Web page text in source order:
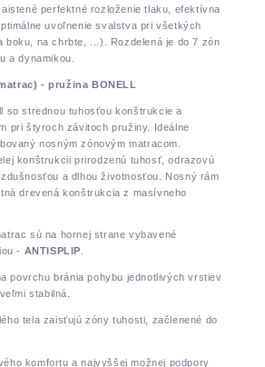
perfektné rozloženie tlaku, efektívna
uvoľnenie svalstva pri všetkých
boku, na chrbte, ...). Rozdelená je do 7 zón
a dynamikou.
- pružina BONELL
so strednou tuhosťou konštrukcie a
pri štyroch závitoch pružiny. Ideálne
nosným zónovým matracom.
konštrukcii prirodzenú tuhosť, odrazovú
a dlhou životnosťou. Nosný rám
drevená konštrukcia z masívneho
sú na hornej strane vybavené
- ANTISPLIP.
povrchu bránia pohybu jednotlivých vrstiev
stabilná.
tela zaisťujú zóny tuhosti, začlenené do
komfortu a najvyššej možnej podpory